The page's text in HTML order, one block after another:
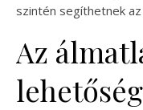
szintén segíthetnek
Az